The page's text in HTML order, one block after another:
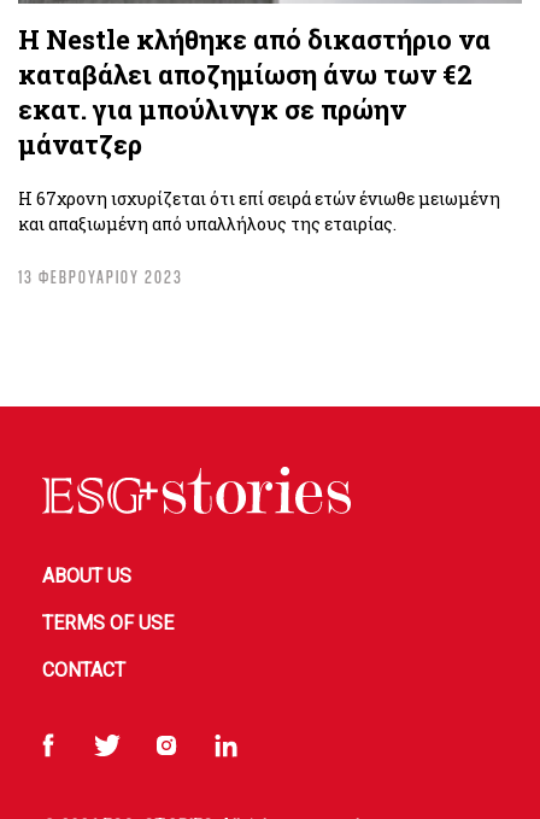
Η Nestle κλήθηκε από δικαστήριο να
καταβάλει αποζημίωση άνω των €2
εκατ. για μπούλινγκ σε πρώην
μάνατζερ
Η 67χρονη ισχυρίζεται ότι επί σειρά ετών ένιωθε μειωμένη
και απαξιωμένη από υπαλλήλους της εταιρίας.
13 ΦΕΒΡΟΥΑΡΙΟΥ 2023
ABOUT US
TERMS OF USE
CONTACT